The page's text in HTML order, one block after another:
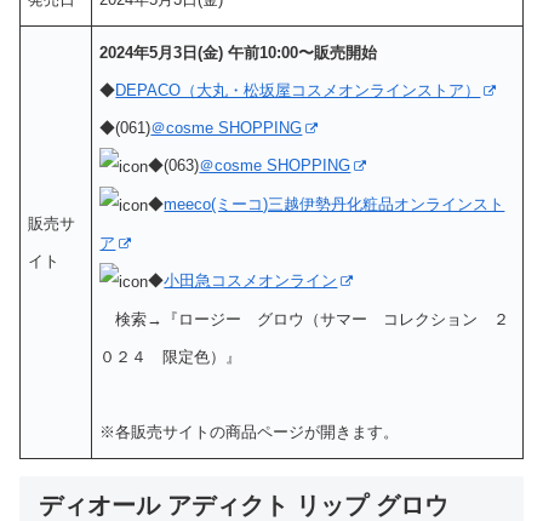
販売サ
イト
2024年5月3日(金) 午前10:00〜販売開始
◆DEPACO（大丸・松坂屋コスメオンラインストア）
◆(061)＠cosme SHOPPING
◆(063)＠cosme SHOPPING
◆meeco(ミーコ)三越伊勢丹化粧品オンラインスト
ア
◆小田急コスメオンライン
検索→『ロージー グロウ（サマー コレクション ２
０２４ 限定色）』
※各販売サイトの商品ページが開きます。
ディオール アディクト リップ グロウ